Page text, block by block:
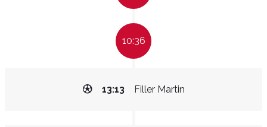
10:36
Filler Martin
13:13